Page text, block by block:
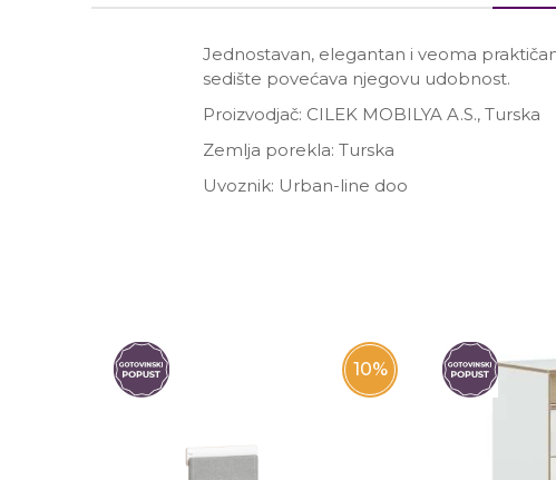
Jednostavan, elegantan i veoma
sedište povećava njegovu udobnost.
Proizvodjač: CILEK MOBILYA A.S., Turska
Zemlja porekla: Turska
Uvoznik: Urban-line doo
10%